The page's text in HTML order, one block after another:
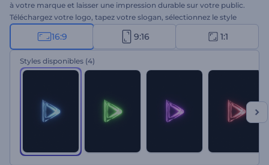
à votre marque et laisser une impression durable sur votre public.
Téléchargez votre logo, tapez votre slogan, sélectionnez le style
souhaité et obtenez une animation de logo en haute résolution
avec un fond sombre et des étincelles lumineuses. Parfaitement
adapté aux promotions de marques et de produits dans le domaine
de la technologie, aux présentations de chaînes de jeux, aux
16:9 9:16 1:1
Styles disponibles (4)